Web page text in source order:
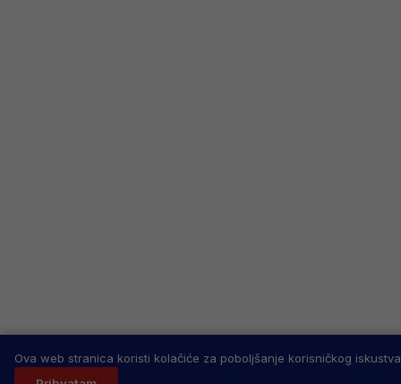
Ova web stranica koristi kolačiće za poboljšanje korisničkog